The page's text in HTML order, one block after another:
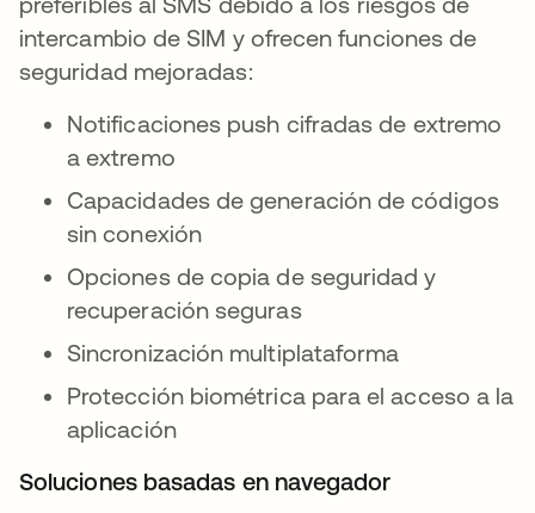
intercambio de SIM y ofrecen funciones de
seguridad mejoradas:
Notificaciones push cifradas de extremo
a extremo
Capacidades de generación de códigos
sin conexión
Opciones de copia de seguridad y
recuperación seguras
Sincronización multiplataforma
Protección biométrica para el acceso a la
aplicación
Soluciones basadas en navegador